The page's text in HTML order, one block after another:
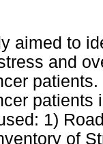
aimed to
and
patients
1)
of